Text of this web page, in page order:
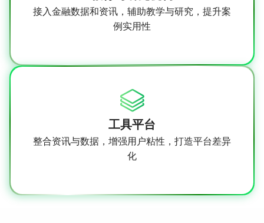
接入金融数据和资讯，辅助教学与研究，提升案
例实用性
工具平台
整合资讯与数据，增强用户粘性，打造平台差异
化